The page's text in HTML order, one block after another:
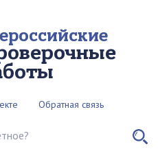
Обратная связь